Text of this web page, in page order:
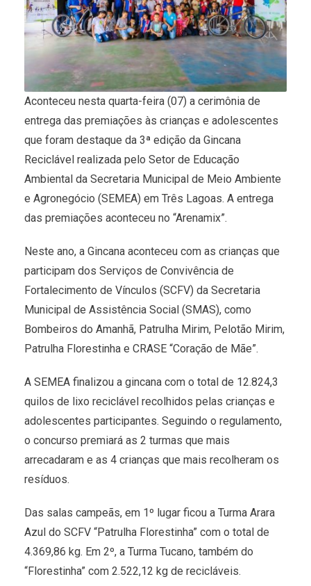
Aconteceu nesta quarta-feira (07) a cerimônia de
entrega das premiações às crianças e adolescentes
que foram destaque da 3ª edição da Gincana
Reciclável realizada pelo Setor de Educação
Ambiental da Secretaria Municipal de Meio Ambiente
e Agronegócio (SEMEA) em Três Lagoas. A entrega
das premiações aconteceu no “Arenamix”.
Neste ano, a Gincana aconteceu com as crianças que
participam dos Serviços de Convivência de
Fortalecimento de Vínculos (SCFV) da Secretaria
Municipal de Assistência Social (SMAS), como
Bombeiros do Amanhã, Patrulha Mirim, Pelotão Mirim,
Patrulha Florestinha e CRASE “Coração de Mãe”.
A SEMEA finalizou a gincana com o total de 12.824,3
quilos de lixo reciclável recolhidos pelas crianças e
adolescentes participantes. Seguindo o regulamento,
o concurso premiará as 2 turmas que mais
arrecadaram e as 4 crianças que mais recolheram os
resíduos.
Das salas campeãs, em 1º lugar ficou a Turma Arara
Azul do SCFV “Patrulha Florestinha” com o total de
4.369,86 kg. Em 2º, a Turma Tucano, também do
“Florestinha” com 2.522,12 kg de recicláveis.